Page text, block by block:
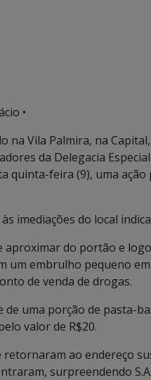
•
na Vila Palmira, na
da Delegacia
quinta-feira (9), uma
imediações do local
aproximar do portão e
um embrulho pequeno
de venda de drogas.
uma porção de pasta-
valor de R$20.
ao endereço
surpreendendo